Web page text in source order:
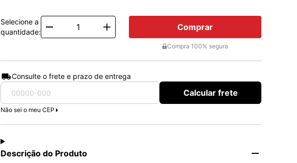
Selecione a
quantidade:
Comprar
Compra 100% segura
Consulte o frete e prazo de entrega
Calcular frete
Não sei o meu CEP
Descrição do Produto